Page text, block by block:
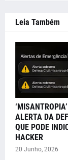
Leia Também
ALERTA DA
QUE PODE
HACKER
20 Junho, 2026